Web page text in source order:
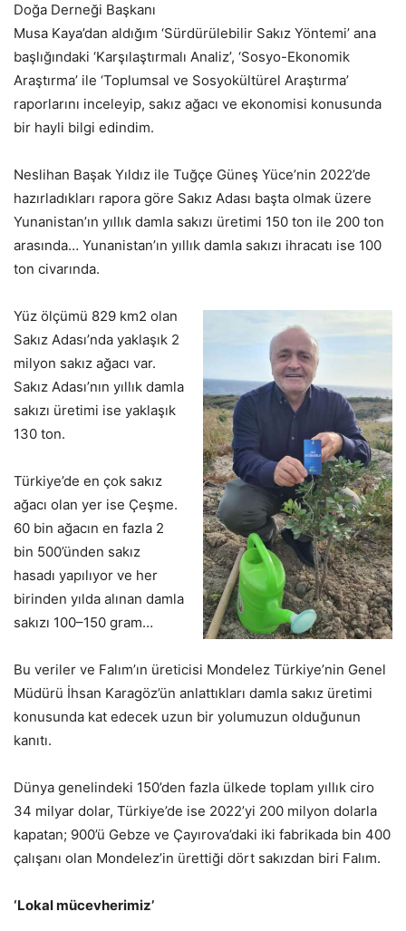
Doğa Derneği Başkanı
Musa Kaya’dan aldığım ‘Sürdürülebilir Sakız Yöntemi’ ana
başlığındaki ‘Karşılaştırmalı Analiz’, ‘Sosyo-Ekonomik
Araştırma’ ile ‘Toplumsal ve Sosyokültürel Araştırma’
raporlarını inceleyip, sakız ağacı ve ekonomisi konusunda
bir hayli bilgi edindim.
Neslihan Başak Yıldız ile Tuğçe Güneş Yüce’nin 2022’de
hazırladıkları rapora göre Sakız Adası başta olmak üzere
Yunanistan’ın yıllık damla sakızı üretimi 150 ton ile 200 ton
arasında… Yunanistan’ın yıllık damla sakızı ihracatı ise 100
ton civarında.
Yüz ölçümü 829 km2 olan
Sakız Adası’nda yaklaşık 2
milyon sakız ağacı var.
Sakız Adası’nın yıllık damla
sakızı üretimi ise yaklaşık
130 ton.
Türkiye’de en çok sakız
ağacı olan yer ise Çeşme.
60 bin ağacın en fazla 2
bin 500’ünden sakız
hasadı yapılıyor ve her
birinden yılda alınan damla
sakızı 100–150 gram…
Bu veriler ve Falım’ın üreticisi Mondelez Türkiye’nin Genel
Müdürü İhsan Karagöz’ün anlattıkları damla sakız üretimi
konusunda kat edecek uzun bir yolumuzun olduğunun
kanıtı.
Dünya genelindeki 150’den fazla ülkede toplam yıllık ciro
34 milyar dolar, Türkiye’de ise 2022’yi 200 milyon dolarla
kapatan; 900’ü Gebze ve Çayırova’daki iki fabrikada bin 400
çalışanı olan Mondelez’in ürettiği dört sakızdan biri Falım.
‘Lokal mücevherimiz’